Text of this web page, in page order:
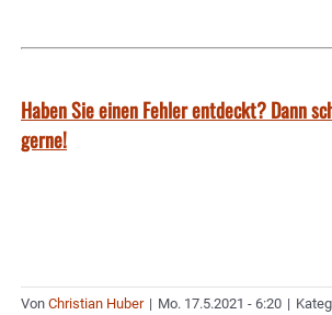
Haben Sie einen Fehler entdeckt? Dann
gerne!
Von Christian Huber | Mo. 17.5.2021 - 6:20 |